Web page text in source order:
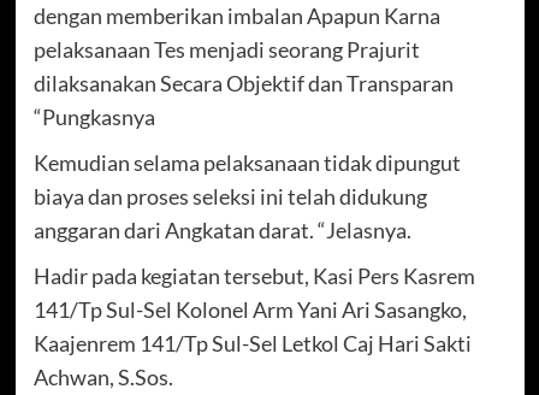
dengan memberikan imbalan Apapun Karna
pelaksanaan Tes menjadi seorang Prajurit
dilaksanakan Secara Objektif dan Transparan
“Pungkasnya
Kemudian selama pelaksanaan tidak dipungut
biaya dan proses seleksi ini telah didukung
anggaran dari Angkatan darat. “Jelasnya.
Hadir pada kegiatan tersebut, Kasi Pers Kasrem
141/Tp Sul-Sel Kolonel Arm Yani Ari Sasangko,
Kaajenrem 141/Tp Sul-Sel Letkol Caj Hari Sakti
Achwan, S.Sos.